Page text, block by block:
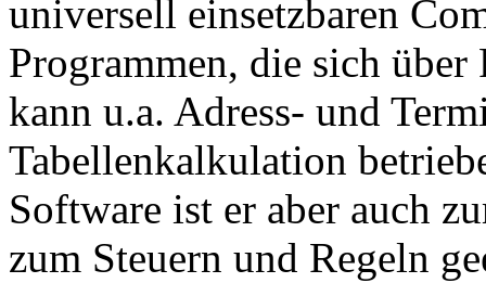
universell einsetzbaren
Programmen, die sich über
kann u.a. Adress- und
Tabellenkalkulation
Software ist er aber auch
zum Steuern und Regeln